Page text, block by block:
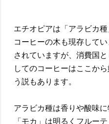
エチオピアは「アラビカ
コーヒーの木も現存して
されていますが、消費国
してのコーヒーはここか
う説もあります。
アラビカ種は香りや酸味に
「モカ」は明るくフルー